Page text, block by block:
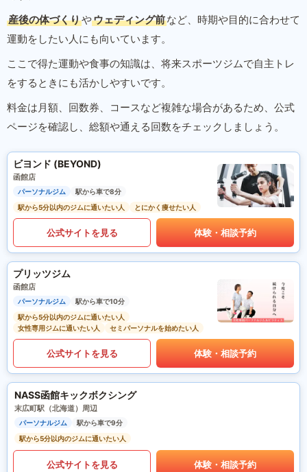
産後の体づくりやウェディング前など、時期や目的に合わせて
運動をしたい人にも向いています。
ここで得た運動や食事の知識は、将来スポーツジムで自主トレ
をするときにも活かしやすいです。
料金は月額、回数券、コースなど複雑な場合があるため、公式
ページを確認し、総額や通える回数をチェックしましょう。
ビヨンド (BEYOND)
函館店
パーソナルジム
駅から車で8分
駅から5分以内のジムに通いたい人
とにかく痩せたい人
公式サイトを見る 体験・相談予約
プリッツジム
函館店
パーソナルジム
駅から車で10分
駅から5分以内のジムに通いたい人
女性専用ジムに通いたい人
セミパーソナルを始めたい人
公式サイトを見る 体験・相談予約
NASS函館キックボクシング
末広町駅（北海道）周辺
パーソナルジム
駅から車で9分
駅から5分以内のジムに通いたい人
公式サイトを見る 体験・相談予約